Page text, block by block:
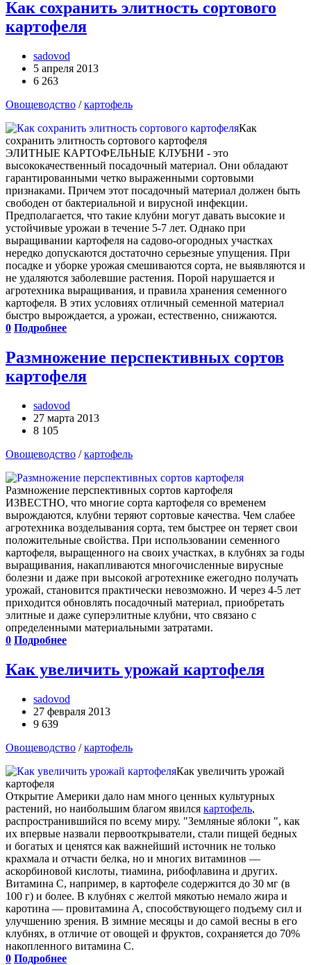
Как сохранить элитность сортового
картофеля
sadovod
5 апреля 2013
6 263
Овощеводство /картофель
Как
сохранить элитность сортового картофеля
ЭЛИТНЫЕ КАРТОФЕЛЬНЫЕ КЛУБНИ - это
высококачественный посадочный материал. Они обладают
гарантированными четко выраженными сортовыми
признаками. Причем этот посадочный материал должен быть
свободен от бактериальной и вирусной инфекции.
Предполагается, что такие клубни могут давать высокие и
устойчивые урожаи в течение 5-7 лет. Однако при
выращивании картофеля на садово-огородных участках
нередко допускаются достаточно серьезные упущения. При
посадке и уборке урожая смешиваются сорта, не выявляются и
не удаляются заболевшие растения. Порой нарушается и
агротехника выращивания, и правила хранения семенного
картофеля. В этих условиях отличный семенной материал
быстро вырождается, а урожаи, естественно, снижаются.
0 Подробнее
Размножение перспективных сортов
картофеля
sadovod
27 марта 2013
8 105
Овощеводство /картофель
Размножение перспективных сортов картофеля
ИЗВЕСТНО, что многие сорта картофеля со временем
вырождаются, клубни теряют сортовые качества. Чем слабее
агротехника возделывания сорта, тем быстрее он теряет свои
положительные свойства. При использовании семенного
картофеля, выращенного на своих участках, в клубнях за годы
выращивания, накапливаются многочисленные вирусные
болезни и даже при высокой агротехнике ежегодно получать
урожай, становится практически невозможно. И через 4-5 лет
приходится обновлять посадочный материал, приобретать
элитные и даже суперэлитные клубни, что связано с
определенными материальными затратами.
0 Подробнее
Как увеличить урожай картофеля
sadovod
27 февраля 2013
9 639
Овощеводство /картофель
Как увеличить урожай
картофеля
Открытие Америки дало нам много ценных культурных
растений, но наибольшим благом явился картофель,
распространившийся по всему миру. "Земляные яблоки ", как
их впервые назвали первооткрыватели, стали пищей бедных
и богатых и ценятся как важнейший источник не только
крахмала и отчасти белка, но и многих витаминов —
аскорбиновой кислоты, тиамина, рибофлавина и других.
Витамина С, например, в картофеле содержится до 30 мг (в
100 г) и более. В клубнях с желтой мякотью немало жира и
каротина — провитамина А, способствующего подъему сил и
улучшению зрения. В зимние месяцы и до самой весны в его
клубнях, в отличие от овощей и фруктов, сохраняется до 70%
накопленного витамина С.
0 Подробнее